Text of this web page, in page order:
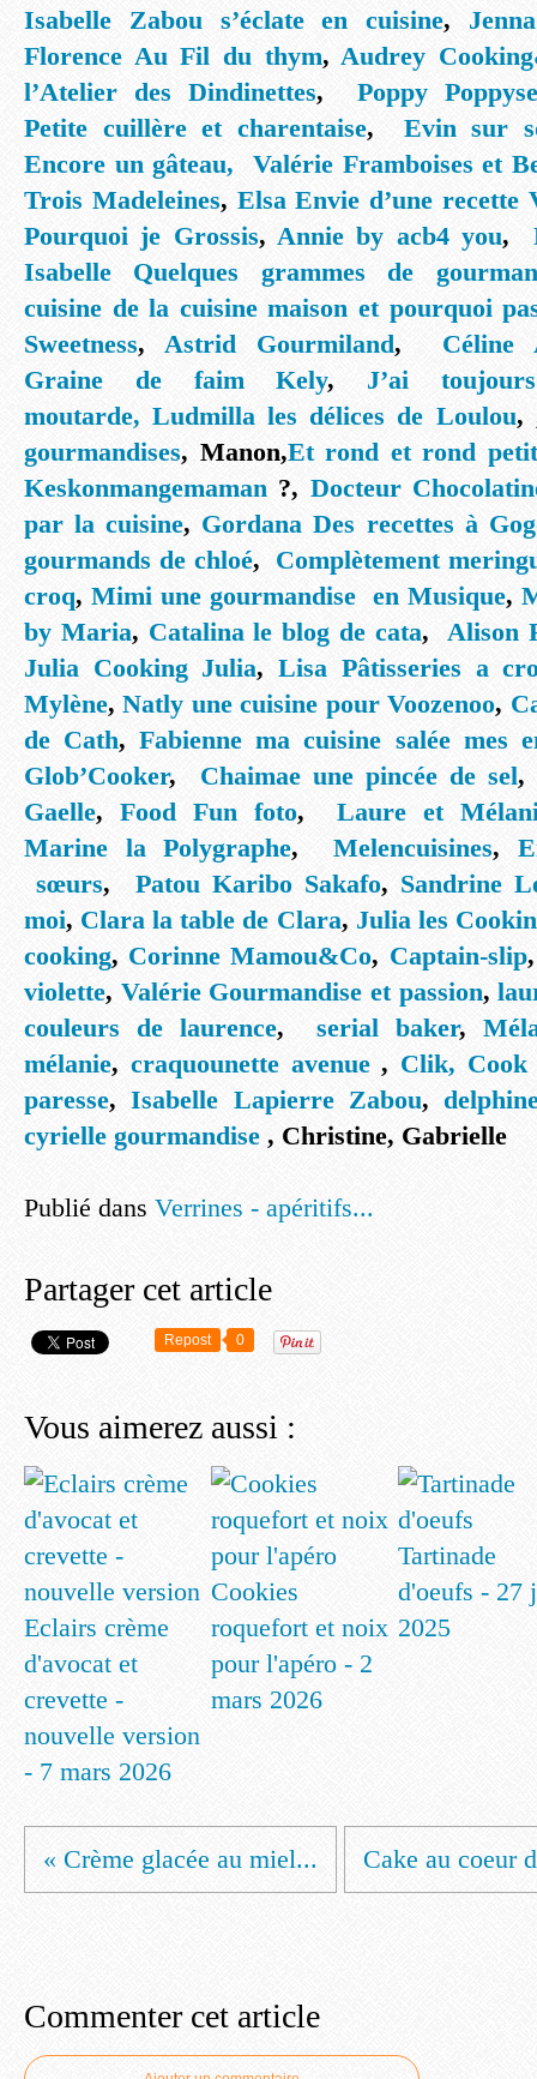
Isabelle Zabou s’éclate en cuisine,
Florence Au Fil du thym,Audrey
l’Atelier des Dindinettes,
Poppy
Petite cuillère et charentaise, Evin sur
Encore un gâteau, Valérie Framboises et
Trois Madeleines, Elsa Envie d’une recette
Pourquoi je Grossis, Annie by acb4 you,
Isabelle Quelques grammes de
cuisine de la cuisine maison et pourquoi
Sweetness, Astrid Gourmiland, Céline
Graine de faim Kely, J’ai
moutarde, Ludmilla les délices de Loulou,
gourmandises, Manon,Et rond et rond
Keskonmangemaman ?, Docteur
par la cuisine, Gordana Des recettes à
gourmands de chloé, Complètement
croq, Mimi une gourmandise en Musique,
by Maria, Catalina le blog de cata, Alison
Julia Cooking Julia, Lisa Pâtisseries a
Mylène,Natly une cuisine pour Voozenoo,
de Cath,Fabienne ma cuisine salée mes
Glob’Cooker, Chaimae une pincée de sel,
Gaelle, Food Fun foto,
Laure et
Marine la Polygraphe,Melencuisines,
sœurs, Patou Karibo Sakafo, Sandrine
moi, Clara la table de Clara, Julia les
cooking, Corinne Mamou&Co, Captain-slip
violette, Valérie Gourmandise et passion,
couleurs de laurence,serial baker,
mélanie, craquounette avenue, Clik, Cook
paresse,Isabelle Lapierre Zabou,
cyrielle gourmandise , Christine, Gabrielle
Publié dans Verrines - apéritifs...
Partager cet article
Repost 0
Vous aimerez aussi :
Eclairs crème
d'avocat et
crevette -
nouvelle version
- 7 mars 2026
Cookies
roquefort et noix
pour l'apéro - 2
mars 2026
Tartinade
d'oeufs - 27
2025
« Crème glacée au miel... Cake au coeur
Commenter cet article